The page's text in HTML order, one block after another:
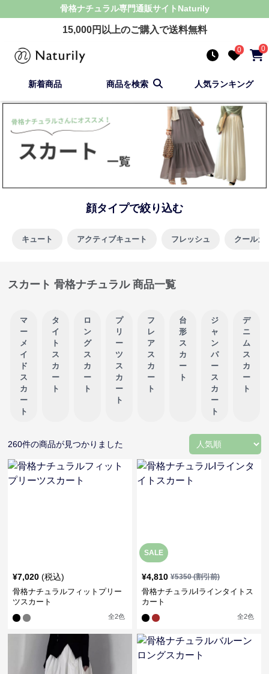
骨格ナチュラル専門通販サイト Naturily
15,000円以上のご購入で送料無料
0 0
新着商品 商品を検索 人気ランキング
顔タイプで絞り込む
キュート アクティブキュート フレッシュ クールカ
スカート 骨格ナチュラル 商品一覧
マ
ー
メ
イ
ド
ス
カ
ー
ト
タ
イ
ト
ス
カ
ー
ト
ロ
ン
グ
ス
カ
ー
ト
プ
リ
ー
ツ
ス
カ
ー
ト
フ
レ
ア
ス
カ
ー
ト
台
形
ス
カ
ー
ト
ジ
ャ
ン
パ
ー
ス
カ
ー
ト
デ
ニ
ム
ス
カ
ー
ト
260件の商品が見つかりました
¥7,020 (税込)
骨格ナチュラルフィットプリー
ツスカート
全2色
SALE
¥4,810 ¥5350(割引前)
骨格ナチュラルIラインタイトス
カート
全2色